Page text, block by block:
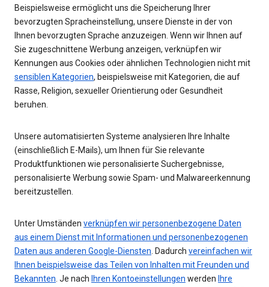
Beispielsweise ermöglicht uns die Speicherung Ihrer
bevorzugten Spracheinstellung, unsere Dienste in der von
Ihnen bevorzugten Sprache anzuzeigen. Wenn wir Ihnen auf
Sie zugeschnittene Werbung anzeigen, verknüpfen wir
Kennungen aus Cookies oder ähnlichen Technologien nicht mit
sensiblen Kategorien, beispielsweise mit Kategorien, die auf
Rasse, Religion, sexueller Orientierung oder Gesundheit
beruhen.
Unsere automatisierten Systeme analysieren Ihre Inhalte
(einschließlich E-Mails), um Ihnen für Sie relevante
Produktfunktionen wie personalisierte Suchergebnisse,
personalisierte Werbung sowie Spam- und Malwareerkennung
bereitzustellen.
Unter Umständen verknüpfen wir personenbezogene Daten
aus einem Dienst mit Informationen und personenbezogenen
Daten aus anderen Google-Diensten. Dadurch vereinfachen wir
Ihnen beispielsweise das Teilen von Inhalten mit Freunden und
Bekannten. Je nach Ihren Kontoeinstellungen werden Ihre